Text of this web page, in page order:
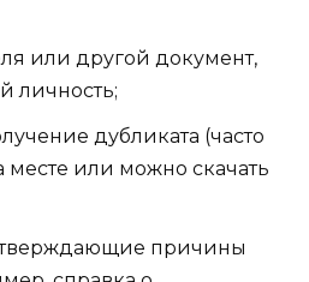
или другой документ,
личность;
дубликата (часто
месте или можно скачать
причины